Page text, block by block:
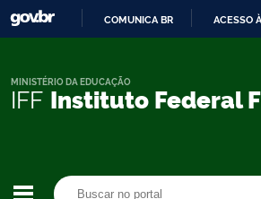
CONTEÚDO
COMUNICA BR ACESSO
IFF Instituto Federal
MINISTÉRIO DA EDUCAÇÃO